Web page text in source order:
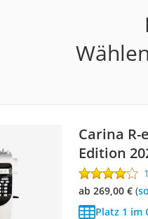
Carina
Edition
ab 269,00 €(
Platz 1 im